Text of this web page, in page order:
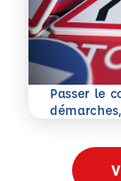
Passer le
En savoir plus